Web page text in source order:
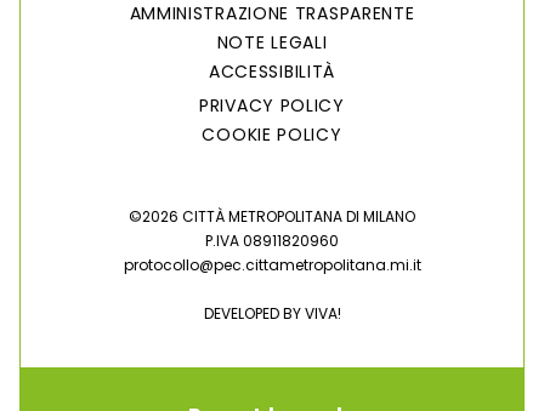
AMMINISTRAZIONE TRASPARENTE
NOTE LEGALI
ACCESSIBILITÀ
PRIVACY POLICY
COOKIE POLICY
©2026 CITTÀ METROPOLITANA DI MILANO
P.IVA 08911820960
protocollo@pec.cittametropolitana.mi.it
DEVELOPED BYVIVA!